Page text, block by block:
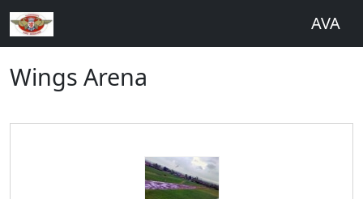
AVA
Wings Arena